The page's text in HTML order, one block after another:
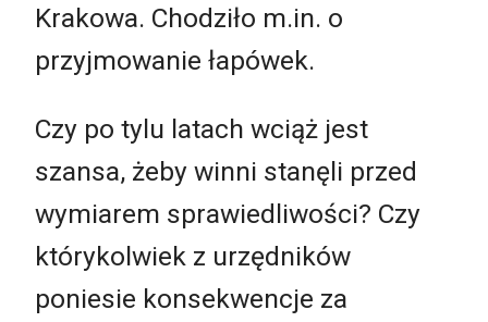
Krakowa. Chodziło m.in. o
przyjmowanie łapówek.
Czy po tylu latach wciąż jest
szansa, żeby winni stanęli przed
wymiarem sprawiedliwości? Czy
którykolwiek z urzędników
poniesie konsekwencje za